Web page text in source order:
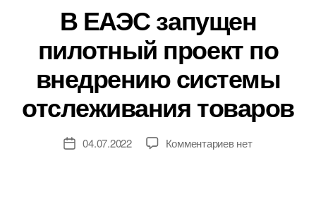
В ЕАЭС запущен
пилотный проект по
внедрению системы
отслеживания товаров
Дата04.07.2022 Комментариевк
нет